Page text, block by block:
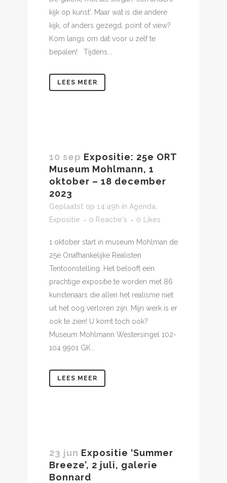
kijk op kunst'. Maar wat is die andere
kijk, of anders gezegd, point of view?
Kom langs om dat voor u zelf te
bepalen! Tijdens...
LEES MEER
10 sep Expositie: 25e ORT
Museum Mohlmann, 1
oktober – 18 december
2023
Geplaatst op 14:49h in Agenda
Expositie
0 Reactie's 0 Likes
1 oktober start in museum Mohlman de
25e Onafhankelijke Realisten
Tentoonstelling. Het belooft een
prachtige expositie te worden met 86
kunstenaars die allen het realisme niet
uit het oog verloren zijn. Mijn werk is er
ook te zien! U komt toch ook?
Museum Mohlmann Westersingel 102-
104 9901 GK...
LEES MEER
23 jun Expositie ‘Summer
Breeze’, 2 juli, galerie
Bonnard